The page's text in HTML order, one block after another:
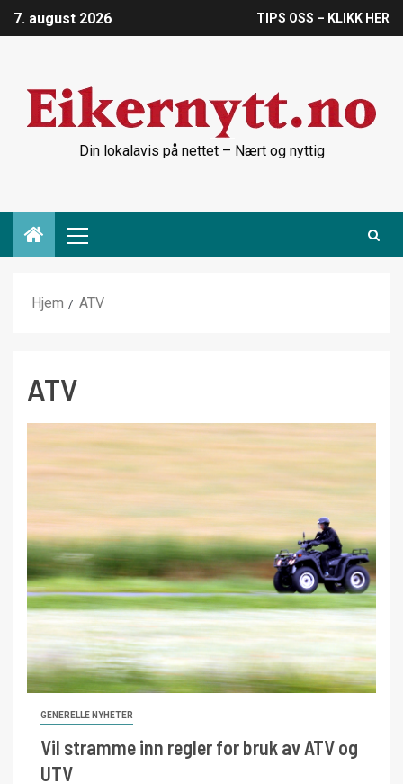
7. august 2026 TIPS OSS – KLIKK HER
Din lokalavis på nettet – Nært og nyttig
Hjem ATV
ATV
GENERELLE NYHETER
Vil stramme inn regler for bruk av ATV og
UTV